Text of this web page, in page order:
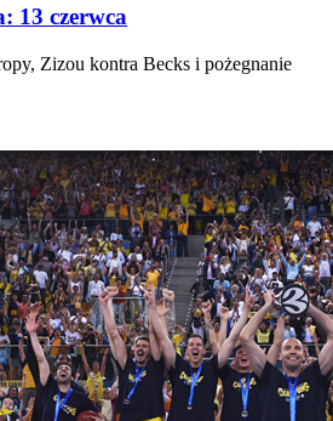
13 czerwca
Zizou kontra Becks i pożegnanie